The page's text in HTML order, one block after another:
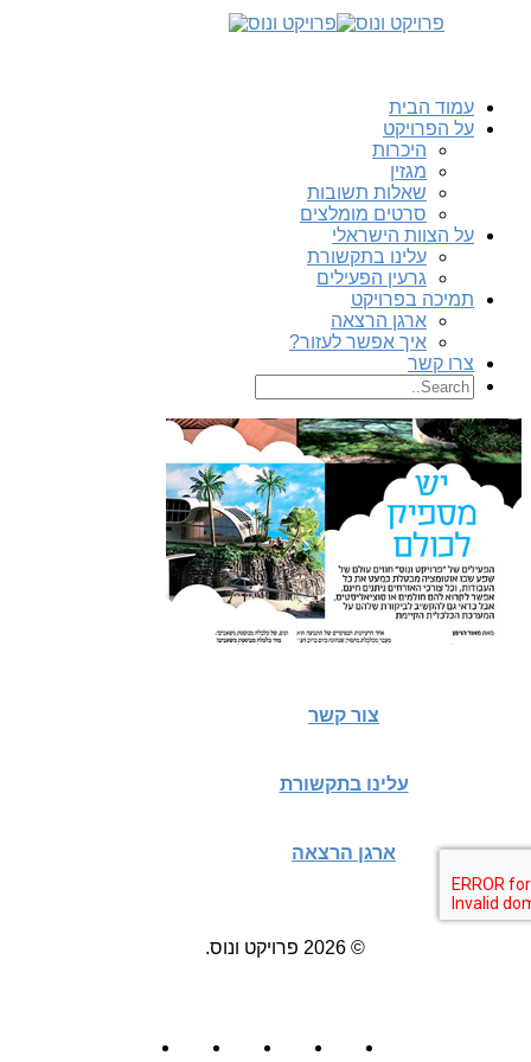
עמוד הבית
על הפרויקט
היכרות
מגזין
שאלות תשובות
סרטים מומלצים
על הצוות הישראלי
עלינו בתקשורת
גרעין הפעילים
תמיכה בפרויקט
ארגן הרצאה
איך אפשר לעזור?
צרו קשר
צור קשר
עלינו בתקשורת
ארגן הרצאה
© 2026 פרויקט ונוס.